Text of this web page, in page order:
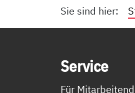
Sie sind hier:
Ser­vice
Für